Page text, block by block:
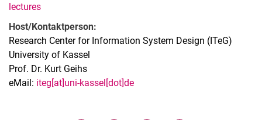
lectures
Host/Kontaktperson:
Research Center for Information System Design (ITeG)
University of Kassel
Prof. Dr. Kurt Geihs
eMail: iteg[at]uni-kassel[dot]de